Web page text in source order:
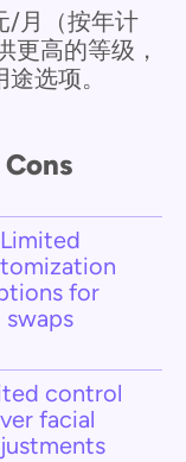
/月（按年计
更高的等级，
选项。
Cons
Limited
for
swaps
control
facial